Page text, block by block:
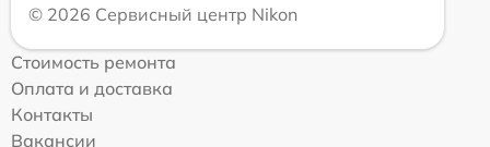
© 2026 Сервисный центр Nikon
Стоимость ремонта
Оплата и доставка
Контакты
Вакансии